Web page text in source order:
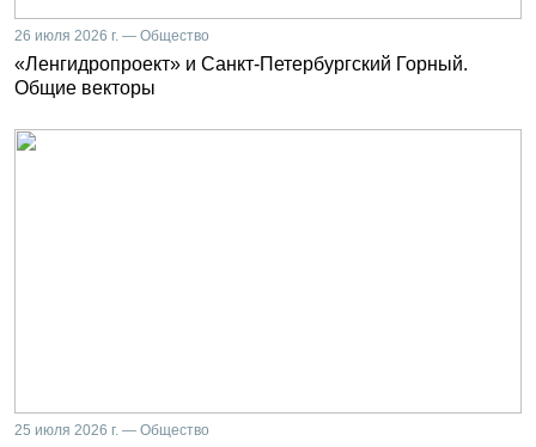
26 июля 2026 г. — Общество
«Ленгидропроект» и Санкт-Петербургский Горный.
Общие векторы
25 июля 2026 г. — Общество